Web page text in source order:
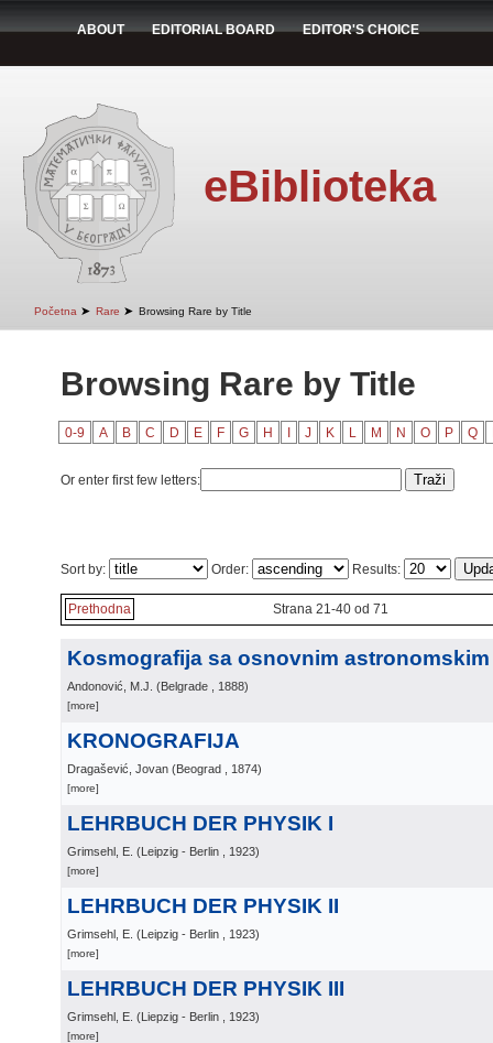
ABOUT EDITORIAL BOARD EDITOR'S CHOICE
eBiblioteka
Početna ➤ Rare ➤ Browsing Rare by Title
Browsing Rare by Title
0-9 A B C D E F G H J K L M N O P Q
Or enter first few letters:
Sort by: Order: Results:
Prethodna Strana 21-40 od 71
Kosmografija sa osnovnim
Andonović, M.J. (Belgrade , 1888)
[more]
KRONOGRAFIJA
Dragašević, Jovan (Beograd , 1874)
[more]
LEHRBUCH DER PHYSIK I
Grimsehl, E. (Leipzig - Berlin , 1923)
[more]
LEHRBUCH DER PHYSIK II
Grimsehl, E. (Leipzig - Berlin , 1923)
[more]
LEHRBUCH DER PHYSIK III
Grimsehl, E. (Liepzig - Berlin , 1923)
[more]